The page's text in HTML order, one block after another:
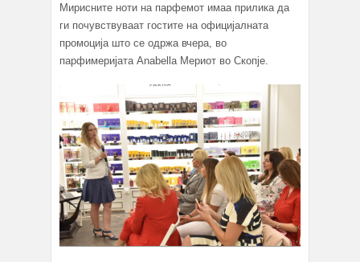
Мирисните ноти на парфемот имаа прилика да
ги почувствуваат гостите на официјалната
промоција што се одржа вчера, во
парфимеријата Anabella Мериот во Скопје.